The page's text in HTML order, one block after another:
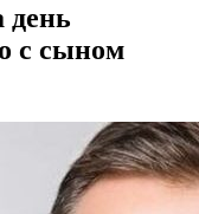
день
с сыном